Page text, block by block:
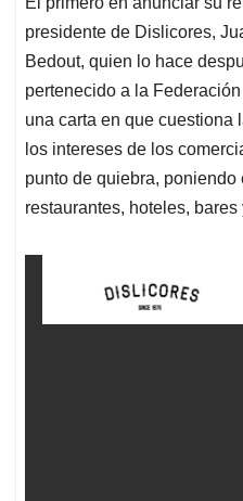
s
A
p
p
b
o
o
k
e
d
I
n
l
a
d
s
presidente de Dislicores,
Bedout, quien lo hace
pertenecido a la
una carta en que cuestiona
los intereses de los
punto de quiebra, poniendo
restaurantes, hoteles, bares